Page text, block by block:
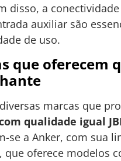
disso, a
auxiliar são
de uso.
que oferecem
marcas que
qualidade igual
se a Anker, com sua
que oferece modelos